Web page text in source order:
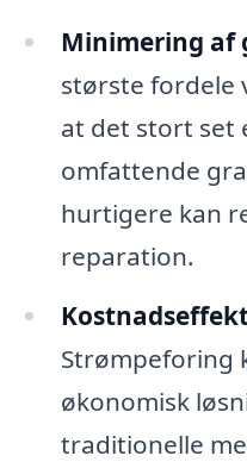
Minimering af
største fordele
at det stort set
omfattende
hurtigere kan
reparation.
Strømpeforing
økonomisk
traditionelle